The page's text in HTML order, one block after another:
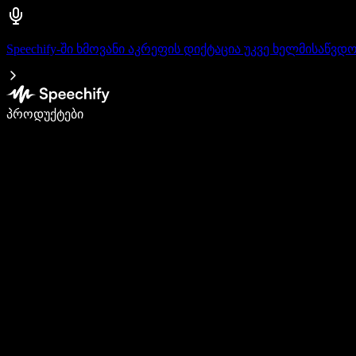
Speechify-ში ხმოვანი აკრეფის დიქტაცია უკვე
პროდუქტები
დაწერე 5-ჯერ სწრაფად ხმით კარნახით